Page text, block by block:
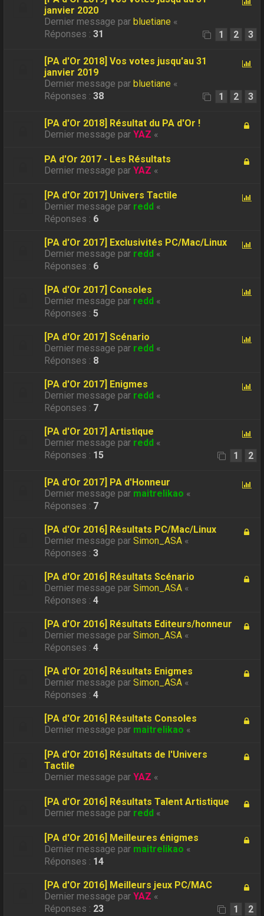
janvier 2020
Dernier message par bluetiane «
Réponses :31 1 2 3
[PA d'Or 2018] Vos votes jusqu'au 31
janvier 2019
Dernier message par bluetiane «
Réponses :38 1 2 3
[PA d'Or 2018] Résultat du PA d'Or !
Dernier message parYAZ «
PA d'Or 2017 - Les Résultats
Dernier message parYAZ «
[PA d'Or 2017] Univers Tactile
Dernier message par redd «
Réponses : 6
[PA d'Or 2017] Exclusivités PC/Mac/Linux
Dernier message par redd «
Réponses : 6
[PA d'Or 2017] Consoles
Dernier message par redd «
Réponses :5
[PA d'Or 2017] Scénario
Dernier message par redd «
Réponses : 8
[PA d'Or 2017] Enigmes
Dernier message par redd «
Réponses : 7
[PA d'Or 2017] Artistique
Dernier message par redd «
Réponses : 15 1 2
[PA d'Or 2017] PA d'Honneur
Dernier message par maitrelikao «
Réponses : 7
[PA d'Or 2016] Résultats PC/Mac/Linux
Dernier message parSimon_ASA «
Réponses :3
[PA d'Or 2016] Résultats Scénario
Dernier message parSimon_ASA «
Réponses :4
[PA d'Or 2016] Résultats Editeurs/honneur
Dernier message parSimon_ASA «
Réponses :4
[PA d'Or 2016] Résultats Enigmes
Dernier message parSimon_ASA «
Réponses :4
[PA d'Or 2016] Résultats Consoles
Dernier message par maitrelikao «
[PA d'Or 2016] Résultats de l'Univers
Tactile
Dernier message parYAZ «
[PA d'Or 2016] Résultats Talent Artistique
Dernier message par redd «
[PA d'Or 2016] Meilleures énigmes
Dernier message par maitrelikao «
Réponses : 14
[PA d'Or 2016] Meilleurs jeux PC/MAC
Dernier message parYAZ «
Réponses : 23 1 2